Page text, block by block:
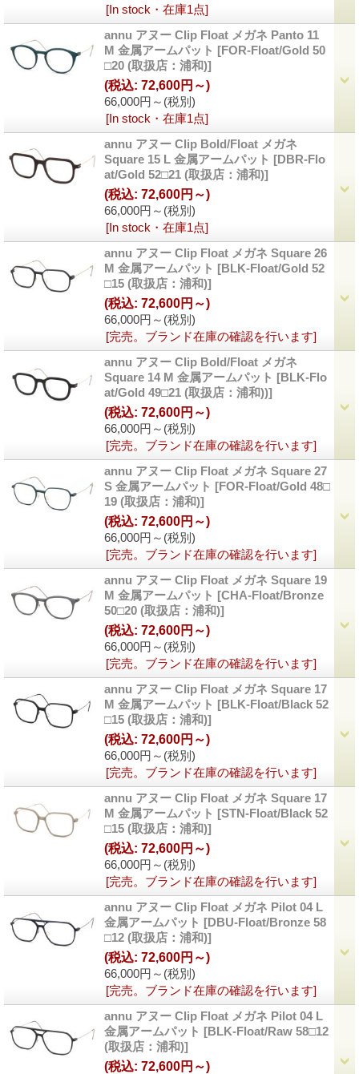
[In stock・在庫1点]
annu アヌー Clip Float メガネ Panto 11
M 金属アームパット [FOR-Float/Gold 50
□20 (取扱店：浦和)]
66,000円～ (税別)
(税込: 72,600円～)
[In stock・在庫1点]
annu アヌー Clip Bold/Float メガネ
Square 15 L 金属アームパット [DBR-Flo
at/Gold 52□21 (取扱店：浦和)]
66,000円～ (税別)
(税込: 72,600円～)
[In stock・在庫1点]
annu アヌー Clip Float メガネ Square 26
M 金属アームパット [BLK-Float/Gold 52
□15 (取扱店：浦和)]
66,000円～ (税別)
(税込: 72,600円～)
[完売。ブランド在庫の確認を行います]
annu アヌー Clip Bold/Float メガネ
Square 14 M 金属アームパット [BLK-Flo
at/Gold 49□21 (取扱店：浦和))]
66,000円～ (税別)
(税込: 72,600円～)
[完売。ブランド在庫の確認を行います]
annu アヌー Clip Float メガネ Square 27
S 金属アームパット [FOR-Float/Gold 48□
19 (取扱店：浦和)]
66,000円～ (税別)
(税込: 72,600円～)
[完売。ブランド在庫の確認を行います]
annu アヌー Clip Float メガネ Square 19
M 金属アームパット [CHA-Float/Bronze
50□20 (取扱店：浦和)]
66,000円～ (税別)
(税込: 72,600円～)
[完売。ブランド在庫の確認を行います]
annu アヌー Clip Float メガネ Square 17
M 金属アームパット [BLK-Float/Black 52
□15 (取扱店：浦和)]
66,000円～ (税別)
(税込: 72,600円～)
[完売。ブランド在庫の確認を行います]
annu アヌー Clip Float メガネ Square 17
M 金属アームパット [STN-Float/Black 52
□15 (取扱店：浦和)]
66,000円～ (税別)
(税込: 72,600円～)
[完売。ブランド在庫の確認を行います]
annu アヌー Clip Float メガネ Pilot 04 L
金属アームパット [DBU-Float/Bronze 58
□12 (取扱店：浦和)]
66,000円～ (税別)
(税込: 72,600円～)
[完売。ブランド在庫の確認を行います]
annu アヌー Clip Float メガネ Pilot 04 L
金属アームパット [BLK-Float/Raw 58□12
(取扱店：浦和)]
(税込: 72,600円～)